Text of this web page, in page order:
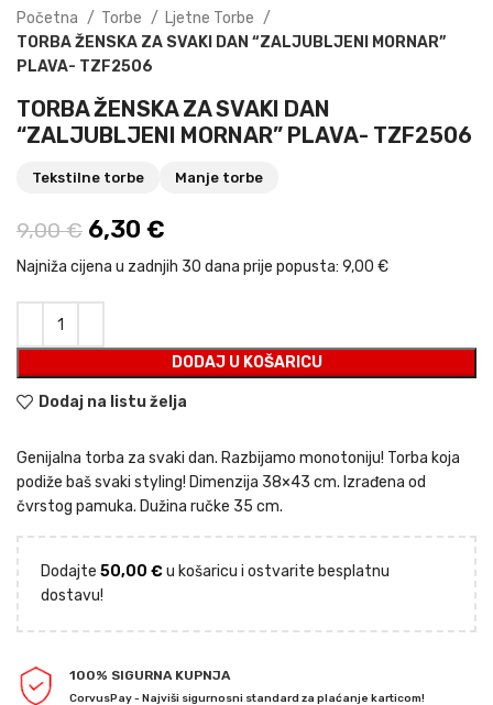
Početna Torbe
Ljetne Torbe
TORBA ŽENSKA ZA SVAKI DAN “ZALJUBLJENI MORNAR”
PLAVA- TZF2506
TORBA ŽENSKA ZA SVAKI DAN
“ZALJUBLJENI MORNAR” PLAVA- TZF2506
Tekstilne torbe Manje torbe
9,00€ Izvorna cijena bila je: 9,00 €.
6,30 €
Najniža cijena u zadnjih 30 dana prije popusta: 9,00 €
DODAJ U KOŠARICU
Dodaj na listu želja
Genijalna torba za svaki dan. Razbijamo monotoniju! Torba koja
podiže baš svaki styling! Dimenzija 38×43 cm. Izrađena od
čvrstog pamuka. Dužina ručke 35 cm.
Dodajte 50,00 € u košaricu i ostvarite besplatnu
dostavu!
100% SIGURNA KUPNJA
CorvusPay - Najviši sigurnosni standard za plaćanje karticom!